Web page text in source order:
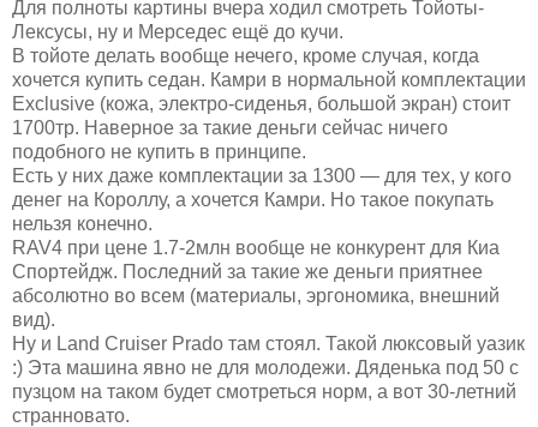
Для полноты картины вчера ходил смотреть Тойоты-
Лексусы, ну и Мерседес ещё до кучи.
В тойоте делать вообще нечего, кроме случая, когда
хочется купить седан. Камри в нормальной комплектации
Exclusive (кожа, электро-сиденья, большой экран) стоит
1700тр. Наверное за такие деньги сейчас ничего
подобного не купить в принципе.
Есть у них даже комплектации за 1300 — для тех, у кого
денег на Короллу, а хочется Камри. Но такое покупать
нельзя конечно.
RAV4 при цене 1.7-2млн вообще не конкурент для Киа
Спортейдж. Последний за такие же деньги приятнее
абсолютно во всем (материалы, эргономика, внешний
вид).
Ну и Land Cruiser Prado там стоял. Такой люксовый уазик
:) Эта машина явно не для молодежи. Дяденька под 50 с
пузцом на таком будет смотреться норм, а вот 30-летний
странновато.